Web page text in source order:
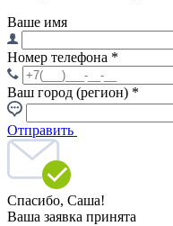
Ваше имя
Номер телефона *
Ваш город (регион) *
Отправить
Спасибо, Саша!
Ваша заявка принята